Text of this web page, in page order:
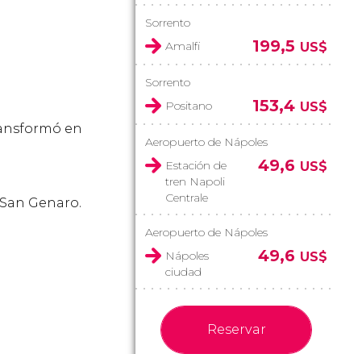
en
Genaro.
Sorrento
Amalfi
199,5 US$
Sorrento
Positano
153,4 US$
Aeropuerto de Nápoles
Estación de
tren Napoli
Centrale
49,6 US$
Aeropuerto de Nápoles
Nápoles
ciudad
49,6 US$
Reservar